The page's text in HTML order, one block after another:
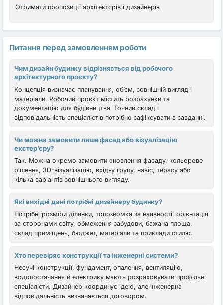
Отримати пропозиції архітекторів і дизайнерів
Питання перед замовленням роботи
Чим дизайн будинку відрізняється від робочого
архітектурного проєкту?
Концепція визначає планування, об’єм, зовнішній вигляд і
матеріали. Робочий проєкт містить розрахунки та
документацію для будівництва. Точний склад і
відповідальність спеціалістів потрібно зафіксувати в завданні.
Чи можна замовити лише фасад або візуалізацію
екстер’єру?
Так. Можна окремо замовити оновлення фасаду, кольорове
рішення, 3D-візуалізацію, вхідну групу, навіс, терасу або
кілька варіантів зовнішнього вигляду.
Які вихідні дані потрібні дизайнеру будинку?
Потрібні розміри ділянки, топозйомка за наявності, орієнтація
за сторонами світу, обмеження забудови, бажана площа,
склад приміщень, бюджет, матеріали та приклади стилю.
Хто перевіряє конструкції та інженерні системи?
Несучі конструкції, фундамент, опалення, вентиляцію,
водопостачання й електрику мають розраховувати профільні
спеціалісти. Дизайнер координує ідею, але інженерна
відповідальність визначається договором.